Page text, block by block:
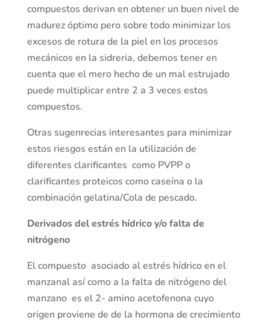
compuestos derivan en obtener un buen nivel de
madurez óptimo pero sobre todo minimizar los
excesos de rotura de la piel en los procesos
mecánicos en la sidreria, debemos tener en
cuenta que el mero hecho de un mal estrujado
puede multiplicar entre 2 a 3 veces estos
compuestos.
Otras sugenrecias interesantes para minimizar
estos riesgos están en la utilización de
diferentes clarificantes como PVPP o
clarificantes proteicos como caseína o la
combinación gelatina/Cola de pescado.
Derivados del estrés hídrico y/o falta de
nitrógeno
El compuesto asociado al estrés hídrico en el
manzanal así como a la falta de nitrógeno del
manzano es el 2- amino acetofenona cuyo
origen proviene de de la hormona de crecimiento